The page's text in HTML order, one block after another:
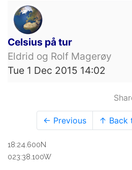
Celsius på tur
Eldrid og Rolf Magerøy
Tue 1 Dec 2015 14:02
← Previous ↑ Back
18:24.600N
023:38.100W